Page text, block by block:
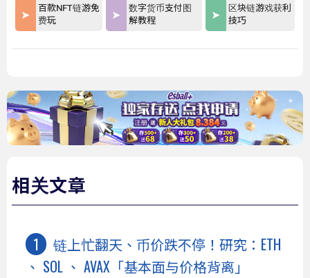
百款NFT链游免
费玩
数字货币支付图
解教程
区块链游戏获利
技巧
相关文章
链上忙翻天、币价跌不停！研究：ETH
、 SOL 、 AVAX「基本面与价格背离」